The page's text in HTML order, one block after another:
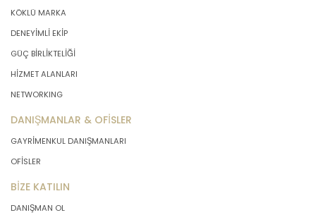
KÖKLÜ MARKA
DENEYİMLİ EKİP
GÜÇ BİRLİKTELİĞİ
HİZMET ALANLARI
NETWORKING
DANIŞMANLAR & OFİSLER
GAYRİMENKUL DANIŞMANLARI
OFİSLER
BİZE KATILIN
DANIŞMAN OL